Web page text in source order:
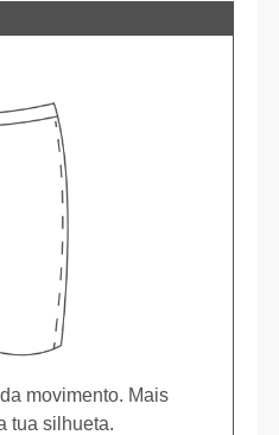
movimento. Mais
tua silhueta.